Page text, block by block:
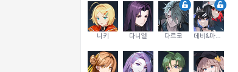
니키 다니엘 다르코